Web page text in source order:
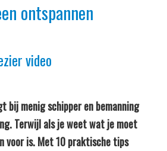
ontspannen
video
bij menig schipper en bemanning
Terwijl als je weet wat je moet
voor is. Met 10 praktische tips